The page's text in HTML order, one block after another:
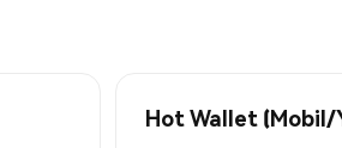
Hot Wallet (Mobil/